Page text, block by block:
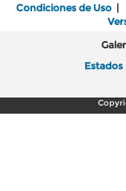
Condiciones de Uso |
Estados